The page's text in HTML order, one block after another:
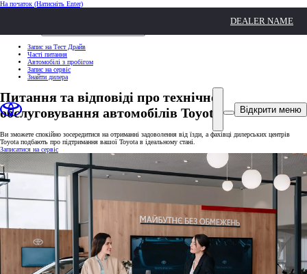
На початок (Натисніть Enter)
DEALER NAME
Запис на Тест Драйв
Часті питання
Автомобілі з пробігом
Запис на сервіс
Знайти дилера
Відкрити меню
Питання та відповіді про технічне
обслуговування автомобілів Toyota
Ви зможете спокійно зосередитися на отриманні задоволення від їзди, а фахівці дилерських центрів
Toyota подбають про підтримання вашої Toyota в ідеальному стані.
Записатися на сервіс